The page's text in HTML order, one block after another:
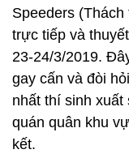
Speeders
trực tiếp và
23-24/3/2019.
gay cấn và đòi
nhất thí sinh xuất
quán quân khu
kết.